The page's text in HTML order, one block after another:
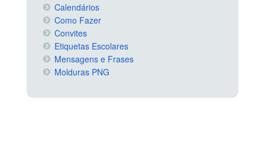
Calendários
Como Fazer
Convites
Etiquetas Escolares
Mensagens e Frases
Molduras PNG